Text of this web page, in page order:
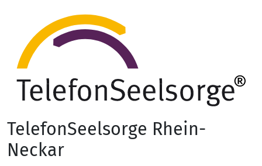
TelefonSeelsorge Rhein-
Neckar